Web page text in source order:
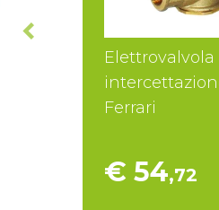
Elettrovalvola
Ferrari
€ 54,72